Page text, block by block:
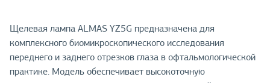
Щелевая лампа ALMAS YZ5G предназначена для
комплексного биомикроскопического исследования
переднего и заднего отрезков глаза в офтальмологической
практике. Модель обеспечивает высокоточную